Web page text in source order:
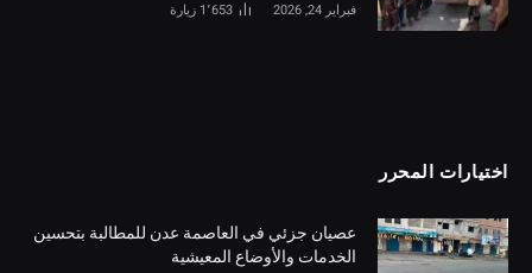
فبراير 24, 2026 1٬653 زيارة
اختيارات المحرر
عصيان جزئي في العاصمة عدن للمطالبة بتحسين
الخدمات والأوضاع المعيشية